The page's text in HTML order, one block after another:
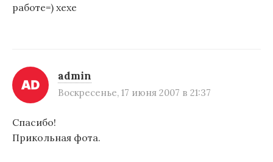
работе=) хехе
admin
Воскресенье, 17 июня 2007 в 21:37
Спасибо!
Прикольная фота.